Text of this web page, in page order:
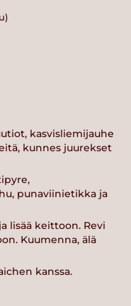
kasvisliemijauhe
kunnes juurekset
punaviinietikka ja
lisää keittoon. Revi
Kuumenna, älä
kanssa.